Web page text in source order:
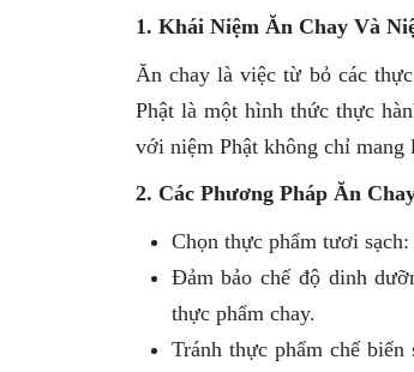
1. Khái Niệm Ăn Chay Và
Ăn chay là việc từ bỏ các
Phật là một hình thức thực
với niệm Phật không chỉ
2. Các Phương Pháp Ăn
Chọn thực phẩm tươi
Đảm bảo chế độ dinh
thực phẩm chay.
Tránh thực phẩm chế